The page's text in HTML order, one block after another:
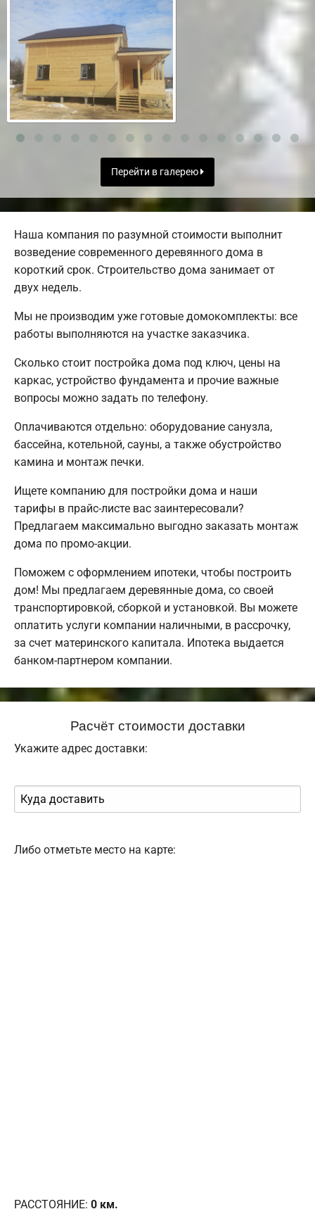
Перейти в галерею
Наша компания по разумной стоимости выполнит
возведение современного деревянного дома в
короткий срок. Строительство дома занимает от
двух недель.
Мы не производим уже готовые домокомплекты: все
работы выполняются на участке заказчика.
Сколько стоит постройка дома под ключ, цены на
каркас, устройство фундамента и прочие важные
вопросы можно задать по телефону.
Оплачиваются отдельно: оборудование санузла,
бассейна, котельной, сауны, а также обустройство
камина и монтаж печки.
Ищете компанию для постройки дома и наши
тарифы в прайс-листе вас заинтересовали?
Предлагаем максимально выгодно заказать монтаж
дома по промо-акции.
Поможем с оформлением ипотеки, чтобы построить
дом! Мы предлагаем деревянные дома, со своей
транспортировкой, сборкой и установкой. Вы можете
оплатить услуги компании наличными, в рассрочку,
за счет материнского капитала. Ипотека выдается
банком-партнером компании.
Расчёт стоимости доставки
Укажите адрес доставки:
Либо отметьте место на карте:
РАССТОЯНИЕ: 0 км.